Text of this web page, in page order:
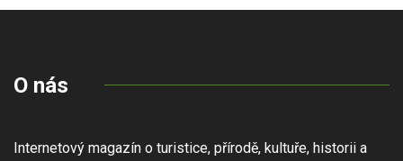
O nás
Internetový magazín o turistice, přírodě, kultuře, historii a